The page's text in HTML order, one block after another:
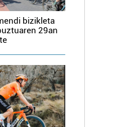
bizikleta
29an